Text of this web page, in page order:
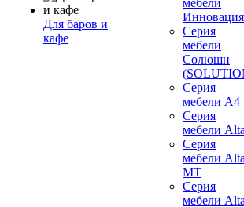
Для баров и
кафе
мебели
Инновация
Серия
мебели
Солюшн
Серия
мебели A4
Серия
мебели Alta
Серия
мебели Alta
MT
Серия
мебели Alta